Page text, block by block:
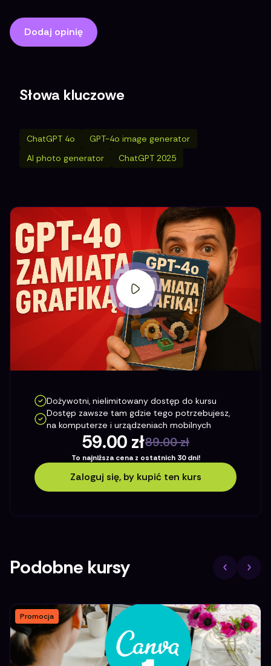
Dodaj opinię
Słowa kluczowe
ChatGPT 4o
GPT-4o image generator
AI photo generator
ChatGPT 2025
Dożywotni, nielimitowany dostęp do kursu
Dostęp zawsze tam gdzie tego potrzebujesz,
na komputerze i urządzeniach mobilnych
59.00 zł89.00zł
To najniższa cena z ostatnich 30 dni!
Zaloguj się, by kupić ten kurs
Podobne kursy
Promocja